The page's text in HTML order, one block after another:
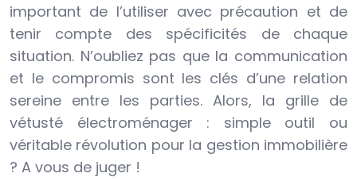
important de l’utiliser avec précaution et de
tenir compte des spécificités de chaque
situation. N’oubliez pas que la communication
et le compromis sont les clés d’une relation
sereine entre les parties. Alors, la grille de
vétusté électroménager : simple outil ou
véritable révolution pour la gestion immobilière
? A vous de juger !